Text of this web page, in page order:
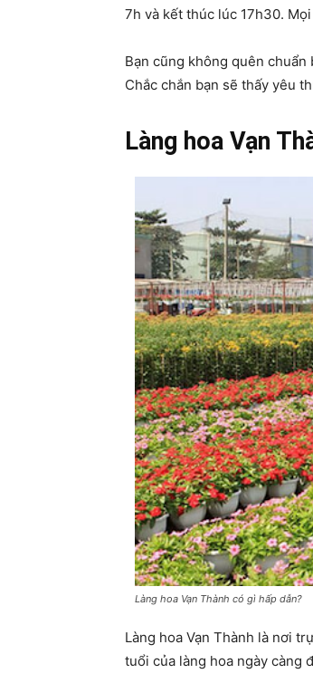
7h và kết thúc lúc 17h30.
Bạn cũng không quên
Chắc chắn bạn sẽ thấy yêu
Làng hoa Vạn
Làng hoa Vạn Thành có gì hấp dẫn?
Làng hoa Vạn Thành là nơi
tuổi của làng hoa ngày càng